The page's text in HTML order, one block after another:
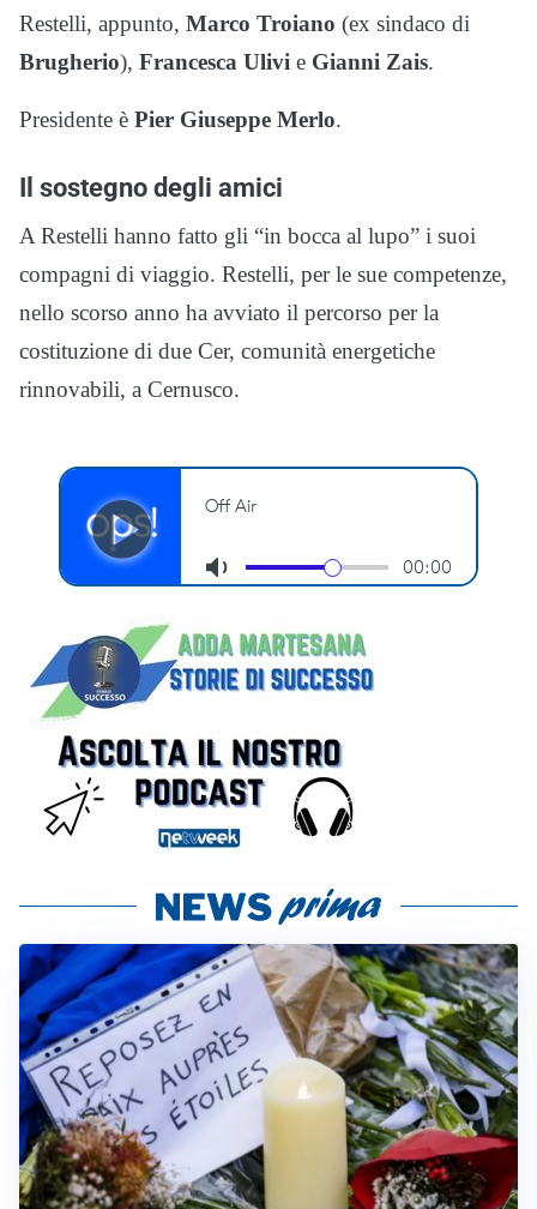
Restelli, appunto, Marco Troiano (ex sindaco di
Brugherio), Francesca Ulivi e Gianni Zais.
Presidente è Pier Giuseppe Merlo.
Il sostegno degli amici
A Restelli hanno fatto gli “in bocca al lupo” i suoi
compagni di viaggio. Restelli, per le sue competenze,
nello scorso anno ha avviato il percorso per la
costituzione di due Cer, comunità energetiche
rinnovabili, a Cernusco.